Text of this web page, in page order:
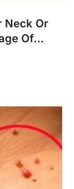
Neck Or
Of...